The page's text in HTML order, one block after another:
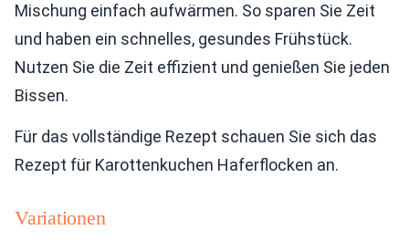
Mischung einfach aufwärmen. So sparen Sie Zeit
und haben ein schnelles, gesundes Frühstück.
Nutzen Sie die Zeit effizient und genießen Sie jeden
Bissen.
Für das vollständige Rezept schauen Sie sich das
Rezept für Karottenkuchen Haferflocken an.
Variationen